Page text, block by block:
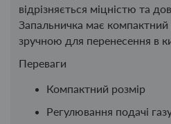
відрізняється міцністю та
Запальничка має компактний
зручною для перенесення в
Переваги
Компактний розмір
Регулювання подачі